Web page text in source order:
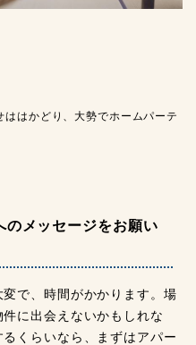
はかどり、大勢でホームパーテ
のメッセージをお願い
で、時間がかかります。場
に出会えないかもしれな
くらいなら、まずはアパー